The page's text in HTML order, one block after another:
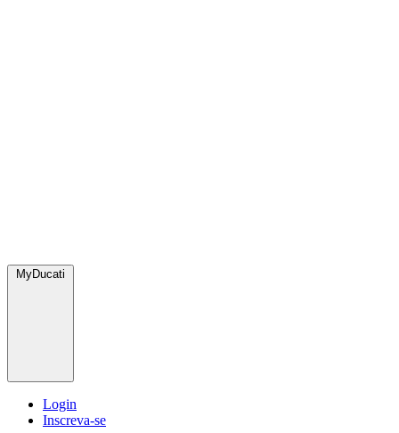
MyDucati
Login
Inscreva-se